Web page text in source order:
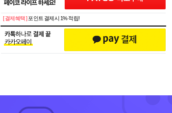
[ 결제혜택 ]포인트 결제시 1% 적립!